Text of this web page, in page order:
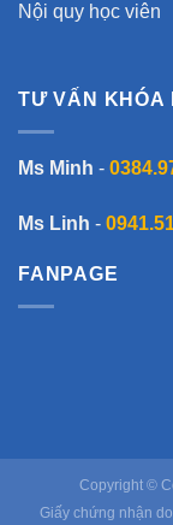
Nội quy học viên
TƯ VẤN KHÓA
Ms Minh -
Ms Linh -
FANPAGE
Copyright ©
Giấy chứng nhận